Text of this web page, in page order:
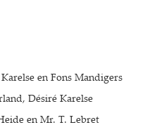
en Fons Mandigers
Désiré Karelse
en Mr. T. Lebret